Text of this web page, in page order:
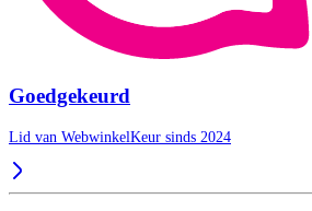
Goedgekeurd
Lid van WebwinkelKeur sinds 2024